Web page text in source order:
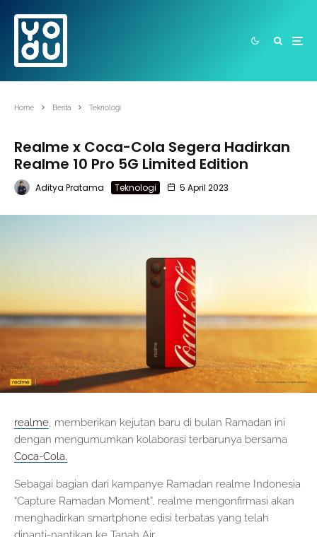
Home Berita Teknologi
Realme x Coca-Cola Segera Hadirkan
Realme 10 Pro 5G Limited Edition
Aditya Pratama Teknologi 5 April 2023
realme, memberikan kejutan baru di bulan Ramadan ini
dengan mengumumkan kolaborasi terbarunya bersama
Coca-Cola.
Sebagai bagian dari kampanye Ramadan realme Indonesia
“Capture Ramadan Moment”, realme mengonfirmasi akan
menghadirkan smartphone edisi terbatas yang telah